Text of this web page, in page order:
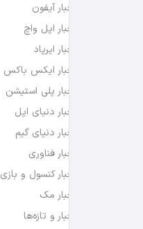
اخبار آیفون
اخبار اپل واچ
اخبار ایرپاد
اخبار ایکس باکس
اخبار پلی استیشن
اخبار دنیای اپل
اخبار دنیای گیم
اخبار فناوری
اخبار کنسول و بازی
اخبار مک
اخبار و تازه‌ها